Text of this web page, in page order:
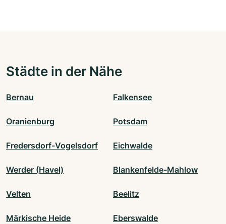
Städte in der Nähe
Bernau Falkensee
Oranienburg Potsdam
Fredersdorf-Vogelsdorf Eichwalde
Werder (Havel) Blankenfelde-Mahlow
Velten Beelitz
Märkische Heide Eberswalde